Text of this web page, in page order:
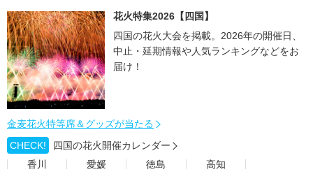
花火特集2026【四国】
四国の花火大会を掲載。2026年の開催日、
中止・延期情報や人気ランキングなどをお
届け！
金麦花火特等席＆グッズが当たる
CHECK!
四国の花火開催カレンダー
香川
愛媛 徳島 高知